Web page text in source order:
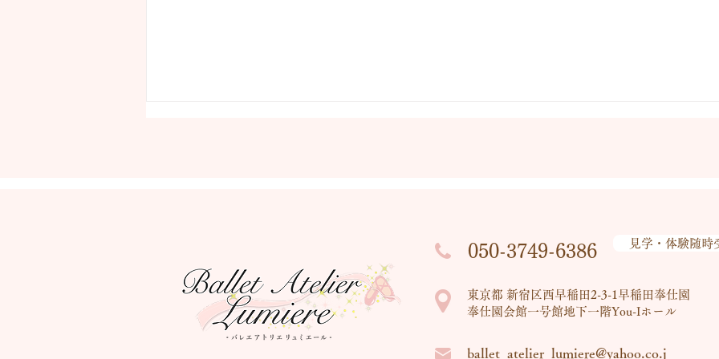
050-3749-6386 見学・体験随時
東京都 新宿区西早稲田2-3-1早稲田奉仕園
奉仕園会館一号館地下一階You-Iホール
ballet_atelier_lumiere@yahoo.co.j